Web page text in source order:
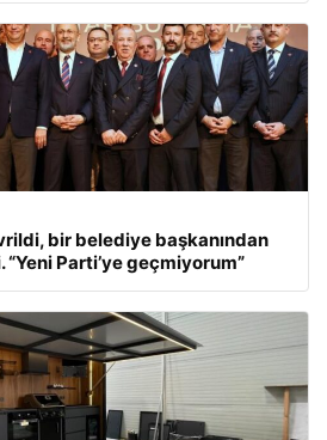
bir belediye başkanından
Parti’ye geçmiyorum”